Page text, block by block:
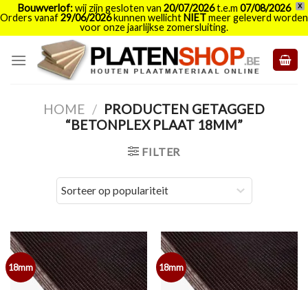
X
Bouwverlof:wij zijn gesloten van 20/07/2026t.e.m 07/08/2026
Orders vanaf29/06/2026kunnen wellichtNIETmeer geleverd worden
voor onze jaarlijkse zomersluiting.
HOME / PRODUCTEN GETAGGED
“BETONPLEX PLAAT 18MM”
FILTER
18mm 18mm